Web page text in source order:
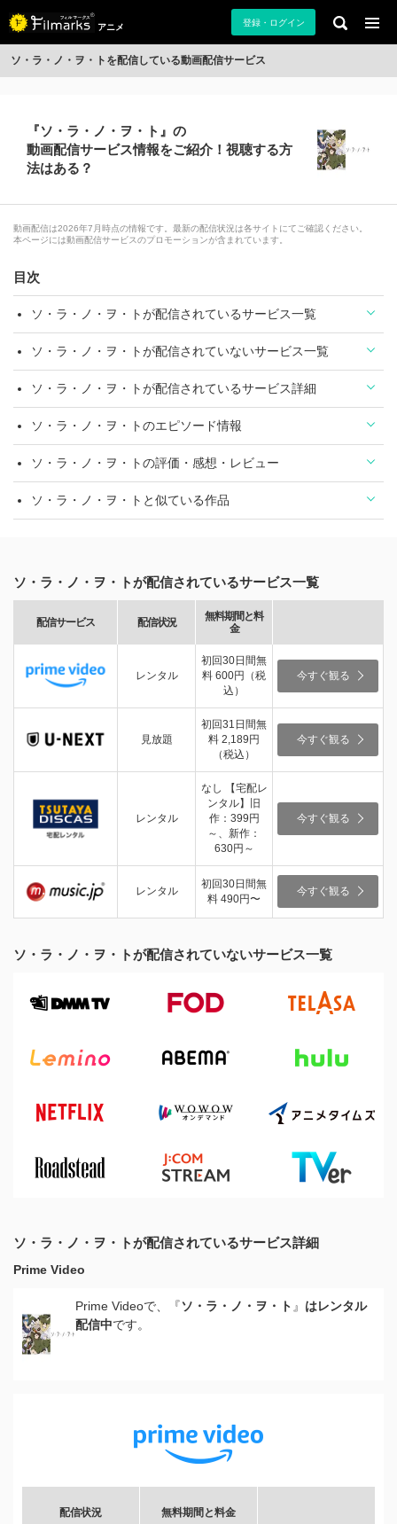
アニメ 登録・ログイン
ソ・ラ・ノ・ヲ・トを配信している動画配信サービス
『ソ・ラ・ノ・ヲ・ト』の
動画配信サービス情報をご紹介！視聴する方
法はある？
動画配信は2026年7月時点の情報です。最新の配信状況は各サイトにてご確認ください。
本ページには動画配信サービスのプロモーションが含まれています。
目次
ソ・ラ・ノ・ヲ・トが配信されているサービス一覧
ソ・ラ・ノ・ヲ・トが配信されていないサービス一覧
ソ・ラ・ノ・ヲ・トが配信されているサービス詳細
ソ・ラ・ノ・ヲ・トのエピソード情報
ソ・ラ・ノ・ヲ・トの評価・感想・レビュー
ソ・ラ・ノ・ヲ・トと似ている作品
ソ・ラ・ノ・ヲ・トが配信されているサービス一覧
配信サービス 配信状況
無料期間と料
金
レンタル
初回30日間無
料 600円（税
込）
今すぐ観る
見放題
初回31日間無
料 2,189円
（税込）
今すぐ観る
レンタル
なし 【宅配レ
ンタル】旧
作：399円
～、新作：
630円～
今すぐ観る
レンタル
初回30日間無
料 490円〜
今すぐ観る
ソ・ラ・ノ・ヲ・トが配信されていないサービス一覧
ソ・ラ・ノ・ヲ・トが配信されているサービス詳細
Prime Video
Prime Videoで、『ソ・ラ・ノ・ヲ・ト 』 はレンタル
配信中です。
配信状況 無料期間と料金